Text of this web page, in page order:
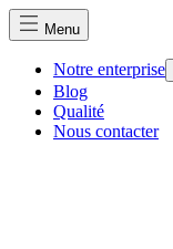
Menu
Notre enterprise
Blog
Qualité
Nous contacter
Nous